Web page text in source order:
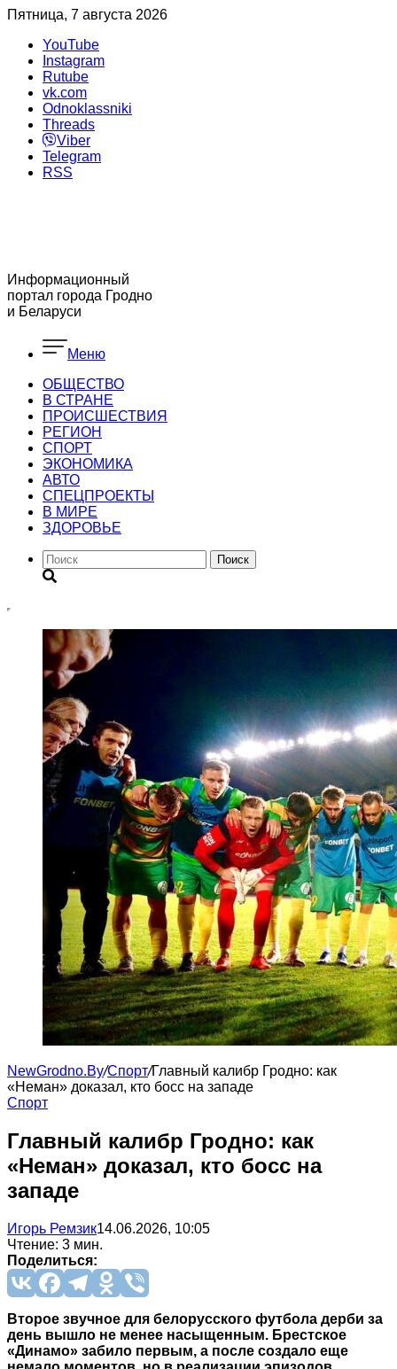
Пятница, 7 августа 2026
YouTube
Instagram
Rutube
vk.com
Odnoklassniki
Threads
Viber
Telegram
RSS
Информационный
портал города Гродно
и Беларуси
Меню
ОБЩЕСТВО
В СТРАНЕ
ПРОИСШЕСТВИЯ
РЕГИОН
CПОРТ
ЭКОНОМИКА
АВТО
СПЕЦПРОЕКТЫ
В МИРЕ
ЗДОРОВЬЕ
Поиск
NewGrodno.By/Cпорт/Главный калибр Гродно: как
«Неман» доказал, кто босс на западе
Cпорт
Главный калибр Гродно: как
«Неман» доказал, кто босс на
западе
Игорь Ремзик14.06.2026, 10:05
Чтение: 3 мин.
Поделиться:
Второе звучное для белорусского футбола дерби за
день вышло не менее насыщенным. Брестское
«Динамо» забило первым, а после создало еще